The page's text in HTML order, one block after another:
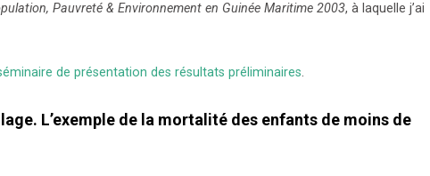
Pauvreté & Environnement en Guinée Maritime 2003, à laquelle j’ai
de présentation des résultats préliminaires.
L’exemple de la mortalité des enfants de moins de